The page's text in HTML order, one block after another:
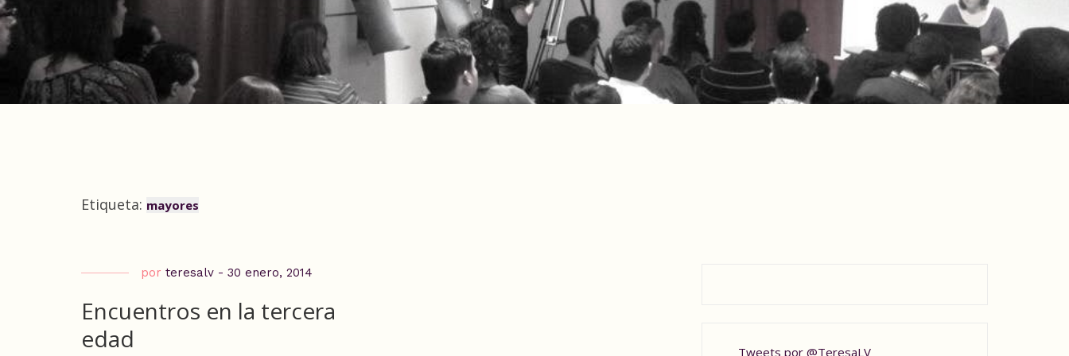
Etiqueta: mayores
por teresalv - 30 enero, 2014
Encuentros en la tercera
edad
Tweets por @TeresaLV